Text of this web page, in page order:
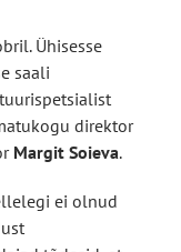
Ühisesse
saali
direktor
Margit Soieva.
ei olnud